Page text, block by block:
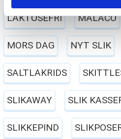
LAKTOSEFRI MALACO
MORS DAG NYT SLIK
SALTLAKRIDS
SLIKAWAY SLIK
SLIKKEPIND